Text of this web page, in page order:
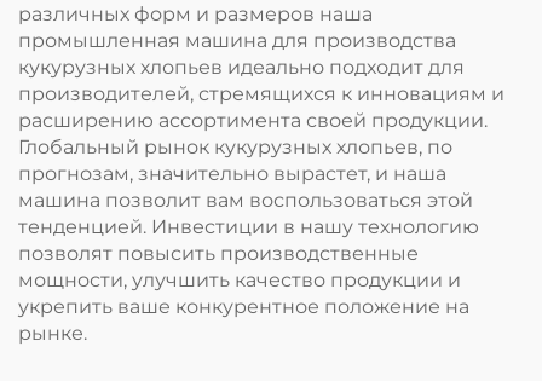
различных форм и размеров наша
промышленная машина для производства
кукурузных хлопьев идеально подходит для
производителей, стремящихся к инновациям и
расширению ассортимента своей продукции.
Глобальный рынок кукурузных хлопьев, по
прогнозам, значительно вырастет, и наша
машина позволит вам воспользоваться этой
тенденцией. Инвестиции в нашу технологию
позволят повысить производственные
мощности, улучшить качество продукции и
укрепить ваше конкурентное положение на
рынке.